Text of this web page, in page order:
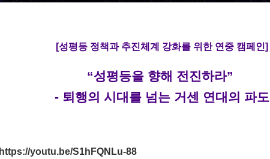
[성평등 정책과 추진체계 강화를 위한 연중 캠페인]
“성평등을 향해 전진하라”
- 퇴행의 시대를 넘는 거센 연대의 파도
https://youtu.be/S1hFQNLu-88